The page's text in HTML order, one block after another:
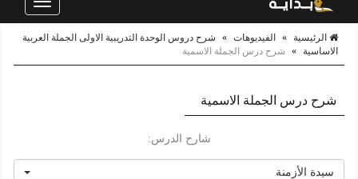
Toggle
الرئيسية » الفيديوهات »
شرح دروس الوحدة التدريبية الاولى الجملة العربية
الاساسية
» شرح درس الجملة الاسمية
شرح درس الجملة الاسمية
شارح الدرس:
سيدة الأزمنة